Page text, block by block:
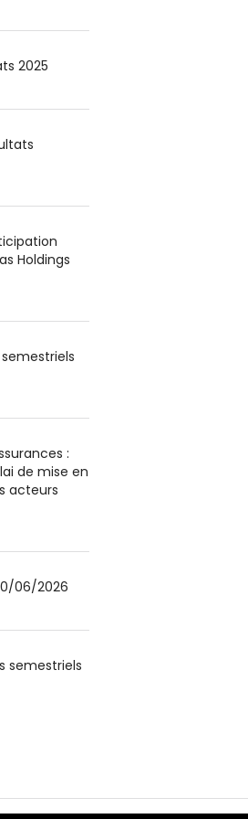
2025
Holdings
:
de mise en
acteurs
06/2026
semestriels